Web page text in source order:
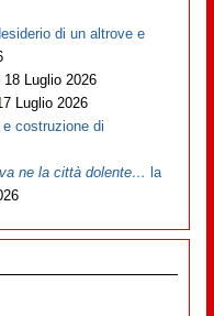
di un altrove e
18 Luglio 2026
Luglio 2026
costruzione di
ne la città dolente… la